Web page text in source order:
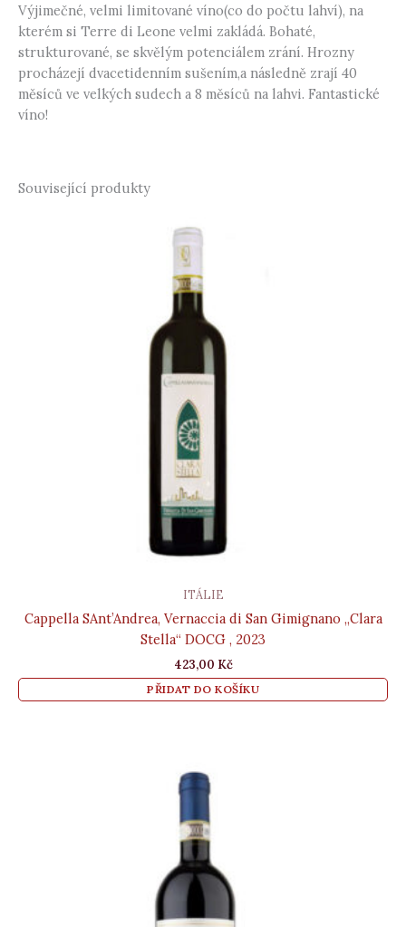
Výjimečné, velmi limitované víno(co do počtu lahví), na
kterém si Terre di Leone velmi zakládá. Bohaté,
strukturované, se skvělým potenciálem zrání. Hrozny
procházejí dvacetidenním sušením,a následně zrají 40
měsíců ve velkých sudech a 8 měsíců na lahvi. Fantastické
víno!
Související produkty
ITÁLIE
Cappella SAnt’Andrea, Vernaccia di San Gimignano „Clara
Stella“ DOCG , 2023
423,00 Kč
PŘIDAT DO KOŠÍKU